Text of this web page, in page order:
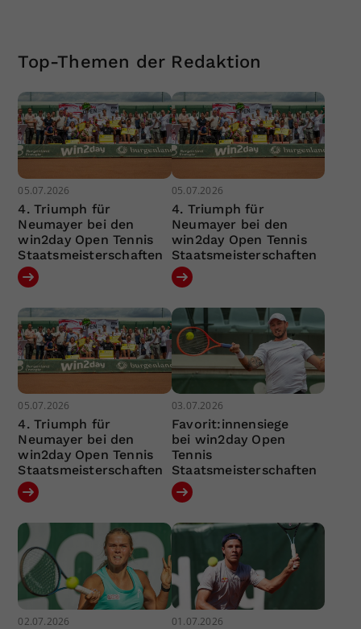
Top-Themen der Redaktion
05.07.2026
4. Triumph für
Neumayer bei den
win2day Open Tennis
Staatsmeisterschaften
05.07.2026
4. Triumph für
Neumayer bei den
win2day Open Tennis
Staatsmeisterschaften
05.07.2026
4. Triumph für
Neumayer bei den
win2day Open Tennis
Staatsmeisterschaften
03.07.2026
Favorit:innensiege
bei win2day Open
Tennis
Staatsmeisterschaften
02.07.2026 01.07.2026